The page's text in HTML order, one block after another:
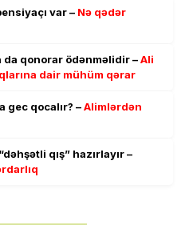
var – Nə qədər
da qonorar ödənməlidir –Ali
dair mühüm qərar
gec qocalır? –Alimlərdən
qış” hazırlayır –